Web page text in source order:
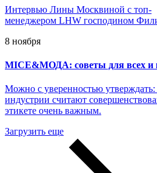
Интервью Лины Москвиной с топ-
менеджером LHW господином
8 ноября
MICE&МОДА: советы для всех и
Можно с уверенностью
индустрии считают
этикете очень важным.
Загрузить еще